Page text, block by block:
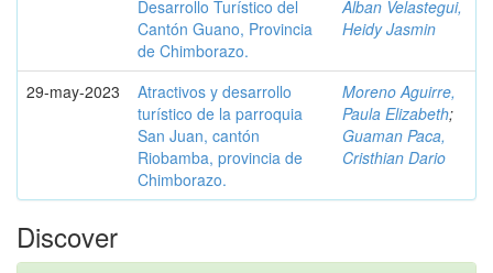
Desarrollo Turístico del
Cantón Guano, Provincia
de Chimborazo.
Alban Velastegui,
Heidy Jasmin
29-may-2023
Atractivos y desarrollo
turístico de la parroquia
San Juan, cantón
Riobamba, provincia de
Chimborazo.
Moreno Aguirre,
Paula Elizabeth;
Guaman Paca,
Cristhian Dario
Discover